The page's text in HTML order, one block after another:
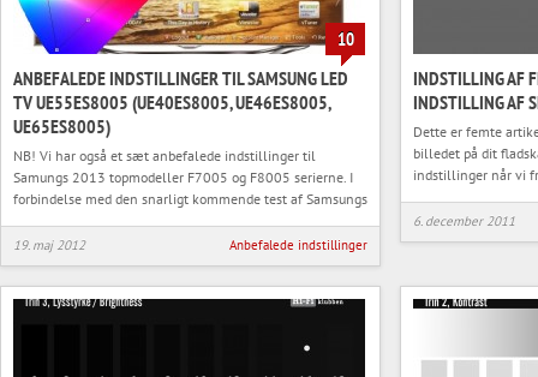
10
ANBEFALEDE INDSTILLINGER TIL SAMSUNG LED
TV UE55ES8005 (UE40ES8005, UE46ES8005,
UE65ES8005)
NB! Vi har også et sæt anbefalede indstillinger til
Samungs 2013 topmodeller F7005 og F8005 serierne. I
forbindelse med den snarligt kommende test af Samsungs
19. maj 2012 Anbefalede indstillinger
INDSTILLING AF
INDSTILLING AF
Dette er femte
billedet på dit
indstillinger når vi
6. december 2011